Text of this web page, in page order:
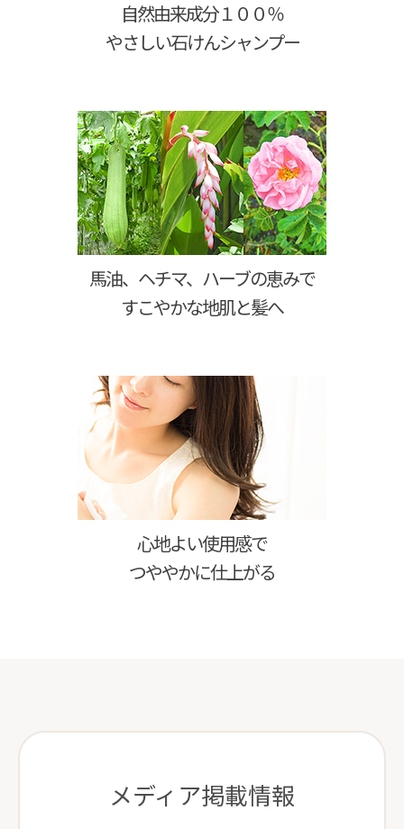
自然由来成分１００％
やさしい石けんシャンプー
馬油、ヘチマ、ハーブの恵みで
すこやかな地肌と髪へ
心地よい使用感で
つややかに仕上がる
メディア掲載情報